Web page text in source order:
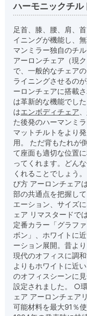
ハーモニックチル
足首、膝、腰、肩、
イニングが機能し、
マンミラー独自のチ
アーロンチェア（現
で、一般的なチェア
ライニングさせるの
ーロンチェアに搭載
は革新的な機能でし
はエンボディチェア、
た後発のハーマンミ
マットチルトをより
用。 ただ背もたれが
て座面も適切な位置
ってくれます。どん
くれることでしょう
び方 アーロンチェア
部の共通点を把握し
エーション、サイズ
ェア リマスタードで
定番カラー 「グラフ
ボン」 、ホワイトに
ーション展開。昔よ
現代のオフィスに調
よりもホワイトに近
のオフィスシーンに
設定されました。 ○
ェア アーロンチェア
可能材料を最大91％